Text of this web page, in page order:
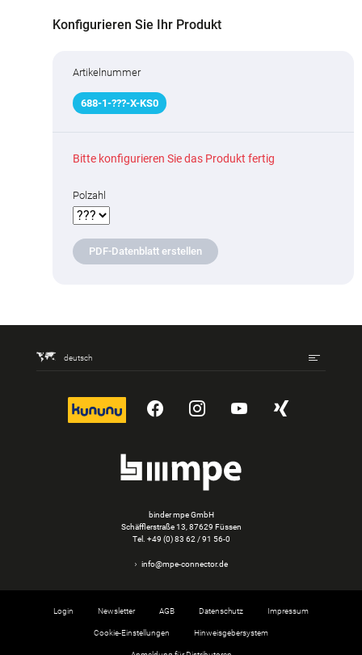
Konfigurieren Sie Ihr Produkt
Artikelnummer
688-1-???-X-KS0
Bitte konfigurieren Sie das Produkt fertig
Polzahl
PDF-Datenblatt erstellen
deutsch
kununu YouTubeInstagram
YouTubeXing
binder mpe GmbH
Schäfflerstraße 13, 87629 Füssen
Tel. +49 (0) 83 62 / 91 56-0
info@mpe-connector.de
Login Newsletter AGB Datenschutz Impressum
Cookie-Einstellungen Hinweisgebersystem